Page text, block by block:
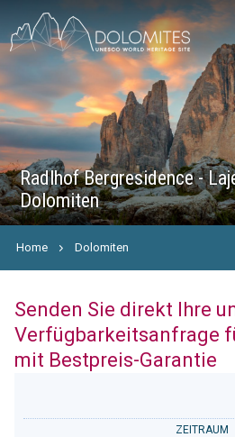
Radlhof Bergresidence -
Dolomiten
Home Dolomiten
Senden Sie direkt Ihre
Verfügbarkeitsanfrage
mit Bestpreis-Garantie
ZEITRAUM